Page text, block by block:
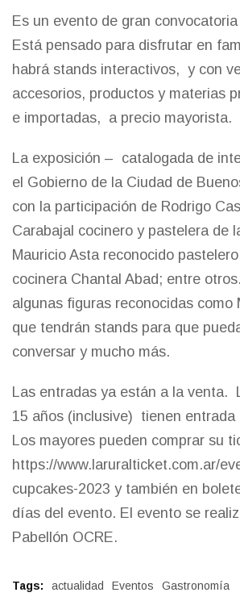
Es un evento de gran
Está pensado para disfrutar en
habrá stands interactivos, y con
accesorios, productos y materias
e importadas, a precio mayorista.
La exposición – catalogada de
el Gobierno de la Ciudad de
con la participación de Rodrigo
Carabajal cocinero y pastelera de
Mauricio Asta reconocido
cocinera Chantal Abad; entre
algunas figuras reconocidas como
que tendrán stands para que
conversar y mucho más.
Las entradas ya están a la venta.
15 años (inclusive) tienen entrada
Los mayores pueden comprar su
https://www.laruralticket.com.ar/
cupcakes-2023 y también en
días del evento. El evento se
Pabellón OCRE.
Tags: actualidad Eventos Gastronomía